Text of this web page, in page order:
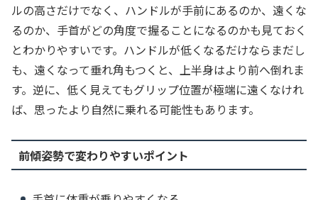
ルの高さだけでなく、ハンドルが手前にあるのか、遠くな
るのか、手首がどの角度で握ることになるのかも見ておく
とわかりやすいです。ハンドルが低くなるだけならまだし
も、遠くなって垂れ角もつくと、上半身はより前へ倒れま
す。逆に、低く見えてもグリップ位置が極端に遠くなけれ
ば、思ったより自然に乗れる可能性もあります。
前傾姿勢で変わりやすいポイント